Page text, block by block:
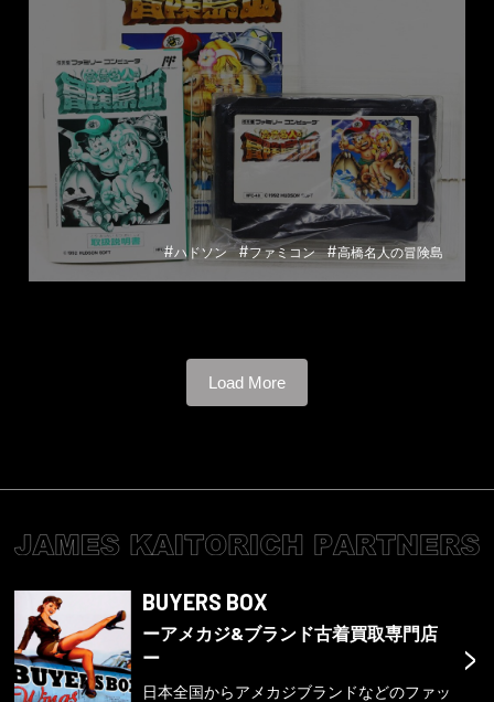
#ハドソン #ファミコン #高橋名人の冒険島
Load More
>
BUYERS BOX
ーアメカジ&ブランド古着買取専門店
ー
日本全国からアメカジブランドなどのファッ